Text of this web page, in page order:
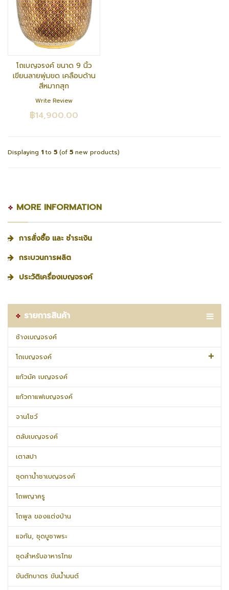
โถเบญจรงค์ ขนาด 9 นิ้ว
เขียนลายพุ่มขด เคลือบด้าน
สีหมากสุก
Write Review
฿14,900.00
Displaying 1 to 5 (of 5 new products)
MORE INFORMATION
การสั่งซื้อ และ ชำระเงิน
กระบวนการผลิต
ประวัติเครื่องเบญจรงค์
รายการสินค้า
ช้างเบญจรงค์
โถเบญจรงค์
แก้วมัค เบญจรงค์
แก้วกาแฟเบญจรงค์
จานโชว์
ตลับเบญจรงค์
เตาสปา
ชุดกาน้ำชาเบญจรงค์
โถพญาครู
โถพูล ของแต่งบ้าน
แจกัน, ชุดบูชาพระ
ชุดสำหรับอาหารไทย
ขันตักบาตร ขันน้ำมนต์